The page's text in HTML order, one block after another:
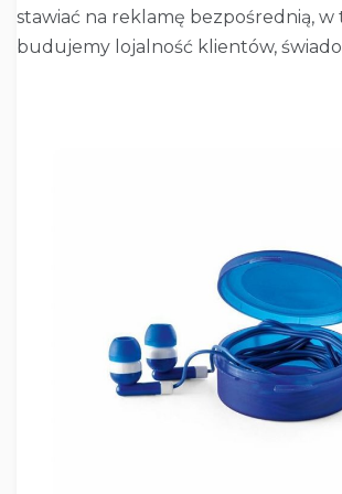
stawiać na reklamę bezpośrednią, w
budujemy lojalność klientów,